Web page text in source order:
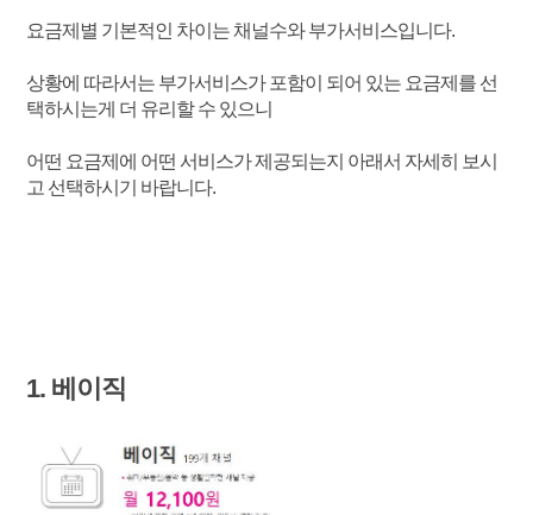
요금제별 기본적인 차이는 채널수와 부가서비스입니다.
상황에 따라서는 부가서비스가 포함이 되어 있는 요금제를 선
택하시는게 더 유리할 수 있으니
어떤 요금제에 어떤 서비스가 제공되는지 아래서 자세히 보시
고 선택하시기 바랍니다.
1. 베이직